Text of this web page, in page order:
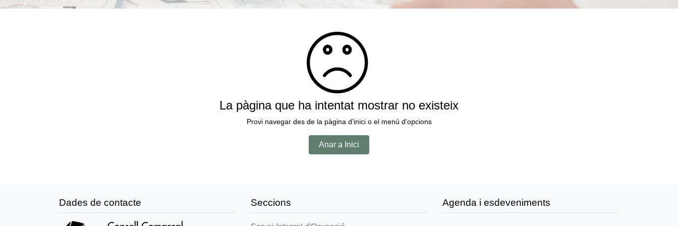
La pàgina que ha intentat mostrar no existeix
Provi navegar des de la pàgina d'inici o el menú d'opcions
Anar a Inici
Dades de contacte Seccions Agenda i esdeveniments